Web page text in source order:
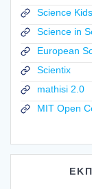
Science Kids
Science in
European
Scientix
mathisi 2.0
MIT Open